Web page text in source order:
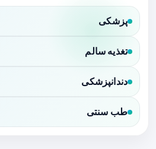
پزشکی
تغذیه سالم
دندانپزشکی
طب سنتی